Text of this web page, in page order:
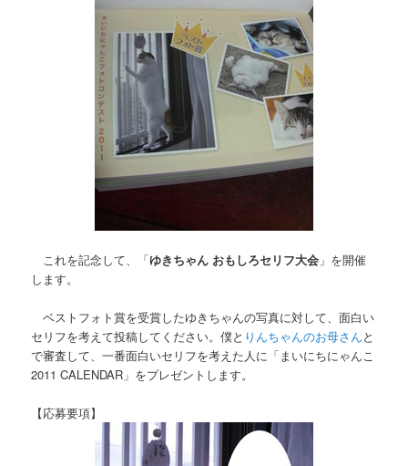
これを記念して、「ゆきちゃん おもしろセリフ大会 」を開催
します。
ベストフォト賞を受賞したゆきちゃんの写真に対して、面白い
セリフを考えて投稿してください。僕と りんちゃんのお母さんと
で審査して、一番面白いセリフを考えた人に「まいにちにゃんこ
2011 CALENDAR」をプレゼントします。
【応募要項】